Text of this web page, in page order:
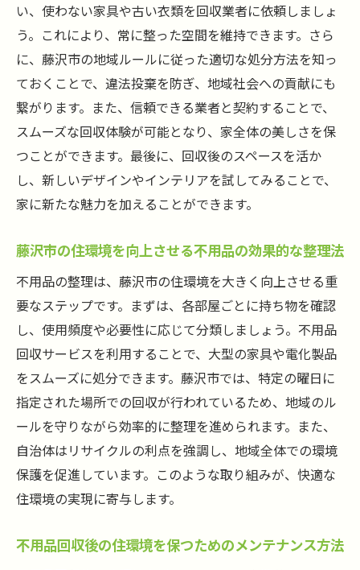
い、使わない家具や古い衣類を回収業者に依頼しましょ
う。これにより、常に整った空間を維持できます。さら
に、藤沢市の地域ルールに従った適切な処分方法を知っ
ておくことで、違法投棄を防ぎ、地域社会への貢献にも
繋がります。また、信頼できる業者と契約することで、
スムーズな回収体験が可能となり、家全体の美しさを保
つことができます。最後に、回収後のスペースを活か
し、新しいデザインやインテリアを試してみることで、
家に新たな魅力を加えることができます。
藤沢市の住環境を向上させる不用品の効果的な整理法
不用品の整理は、藤沢市の住環境を大きく向上させる重
要なステップです。まずは、各部屋ごとに持ち物を確認
し、使用頻度や必要性に応じて分類しましょう。不用品
回収サービスを利用することで、大型の家具や電化製品
をスムーズに処分できます。藤沢市では、特定の曜日に
指定された場所での回収が行われているため、地域のル
ールを守りながら効率的に整理を進められます。また、
自治体はリサイクルの利点を強調し、地域全体での環境
保護を促進しています。このような取り組みが、快適な
住環境の実現に寄与します。
不用品回収後の住環境を保つためのメンテナンス方法